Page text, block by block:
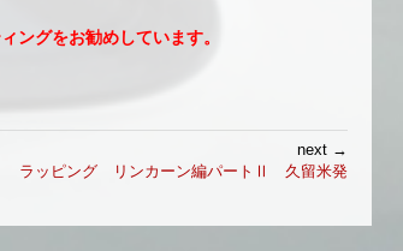
ングをお勧めしています。
next →
ラッピング リンカーン編パートⅡ 久留米発